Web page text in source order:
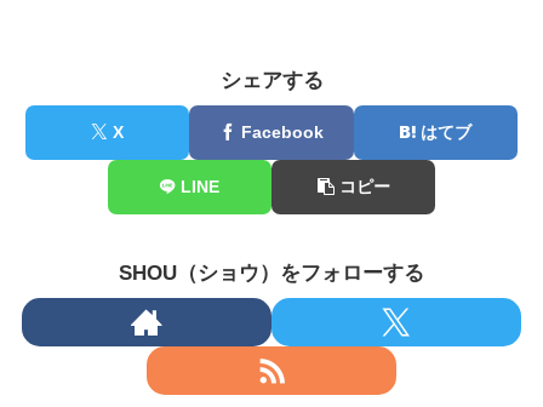
シェアする
X Facebook はてブ
LINE コピー
SHOU（ショウ）をフォローする